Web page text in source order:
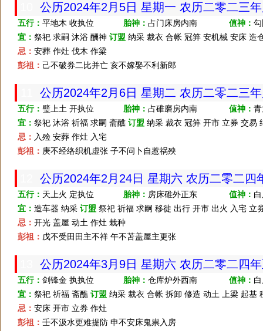
公历2024年2月5日 星期一 农历二零二三
五行： 平地木 收执位 胎神： 占门床房内南 值神：
宜： 祭祀 求嗣 沐浴 酬神 订盟 纳采 裁衣 合帐 冠笄 安机械 安床 造
忌： 安葬 作灶 伐木 作梁
彭祖： 己不破券二比并亡 亥不嫁娶不利新郎
公历2024年2月6日 星期二 农历二零二三
五行： 璧上土 开执位 胎神： 占碓磨房内南 值神：
宜： 祭祀 沐浴 祈福 求嗣 斋醮 订盟 纳采 裁衣 冠笄 开市 立券 交易
忌： 入殓 安葬 作灶 入宅
彭祖： 庚不经络织机虚张 子不问卜自惹祸殃
公历2024年2月24日 星期六 农历二零二
五行： 天上火 定执位 胎神： 房床碓外正东 值神：
宜： 造车器 纳采 订盟 祭祀 祈福 求嗣 移徙 出行 开市 出火 入宅 立
忌： 开光 盖屋 动土 作灶 栽种
彭祖： 戊不受田田主不祥 午不苫盖屋主更张
公历2024年3月9日 星期六 农历二零二四
五行： 剑锋金 执执位 胎神： 仓库炉外西南 值神：
宜： 祭祀 祈福 斋醮 订盟 纳采 裁衣 合帐 拆卸 修造 动土 上梁 起基
忌： 安床 开市 立券 作灶
彭祖： 壬不汲水更难提防 申不安床鬼祟入房